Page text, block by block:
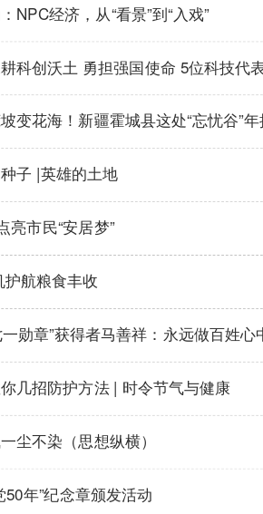
NPC经济，从“看景”到“入戏”
科创沃土 勇担强国使命 5位科技代
变花海！新疆霍城县这处“忘忧谷”
子 |英雄的土地
亮市民“安居梦”
护航粮食丰收
勋章”获得者马善祥：永远做百姓心
几招防护方法 | 时令节气与健康
尘不染（思想纵横）
年”纪念章颁发活动